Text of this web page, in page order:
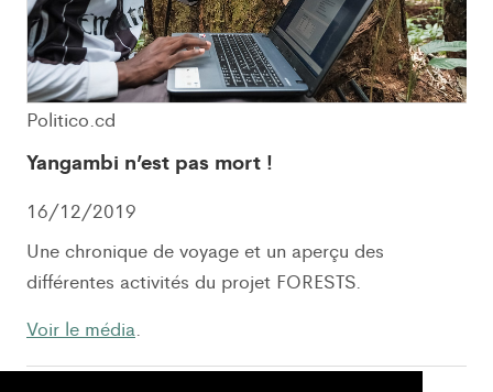
Politico.cd
Yangambi n’est pas mort !
16/12/2019
Une chronique de voyage et un aperçu des
différentes activités du projet FORESTS.
Voir le média.